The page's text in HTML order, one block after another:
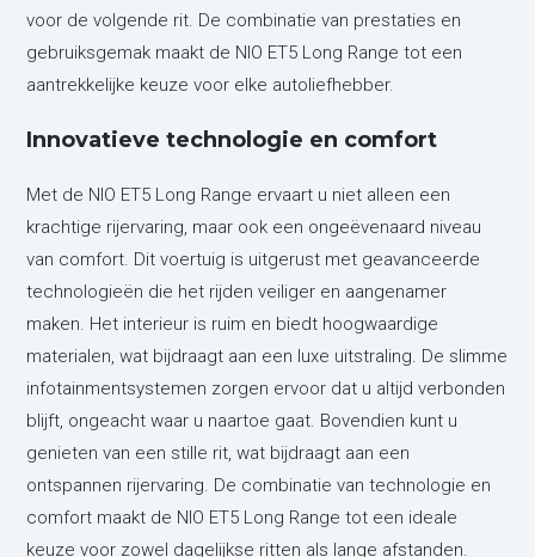
voor de volgende rit. De combinatie van prestaties en
gebruiksgemak maakt de NIO ET5 Long Range tot een
aantrekkelijke keuze voor elke autoliefhebber.
Innovatieve technologie en comfort
Met de NIO ET5 Long Range ervaart u niet alleen een
krachtige rijervaring, maar ook een ongeëvenaard niveau
van comfort. Dit voertuig is uitgerust met geavanceerde
technologieën die het rijden veiliger en aangenamer
maken. Het interieur is ruim en biedt hoogwaardige
materialen, wat bijdraagt aan een luxe uitstraling. De slimme
infotainmentsystemen zorgen ervoor dat u altijd verbonden
blijft, ongeacht waar u naartoe gaat. Bovendien kunt u
genieten van een stille rit, wat bijdraagt aan een
ontspannen rijervaring. De combinatie van technologie en
comfort maakt de NIO ET5 Long Range tot een ideale
keuze voor zowel dagelijkse ritten als lange afstanden.